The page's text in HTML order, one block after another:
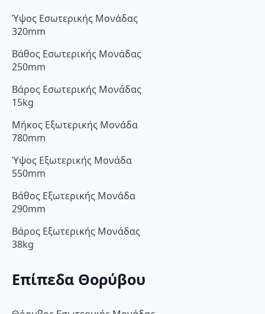
Ύψος Εσωτερικής Μονάδας
320mm
Βάθος Εσωτερικής Μονάδας
250mm
Βάρος Εσωτερικής Μονάδας
15kg
Μήκος Εξωτερικής Μονάδα
780mm
Ύψος Εξωτερικής Μονάδα
550mm
Βάθος Εξωτερικής Μονάδα
290mm
Βάρος Εξωτερικής Μονάδας
38kg
Επίπεδα Θορύβου